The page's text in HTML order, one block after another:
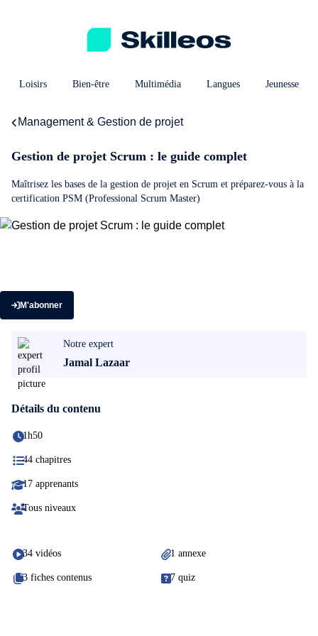
Loisirs Bien-être Multimédia Langues Jeunesse
Management & Gestion de projet
Gestion de projet Scrum : le guide complet
Maîtrisez les bases de la gestion de projet en Scrum et préparez-vous à la
certification PSM (Professional Scrum Master)
M'abonner
Notre expert
Jamal Lazaar
Détails du contenu
1h50
44 chapitres
17 apprenants
Tous niveaux
34 vidéos 1 annexe
3 fiches contenus 7 quiz